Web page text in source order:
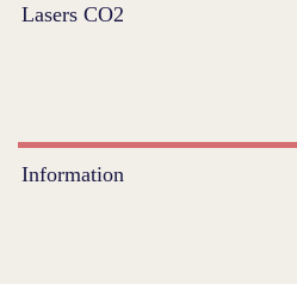
Lasers CO2
Information